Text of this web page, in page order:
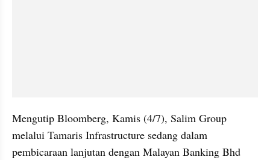
Mengutip Bloomberg, Kamis (4/7), Salim Group
melalui Tamaris Infrastructure sedang dalam
pembicaraan lanjutan dengan Malayan Banking Bhd